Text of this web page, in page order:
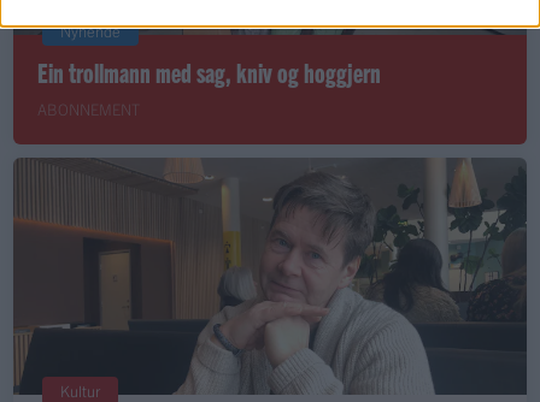
Nyhende
Ein trollmann med sag, kniv og hoggjern
ABONNEMENT
Kultur